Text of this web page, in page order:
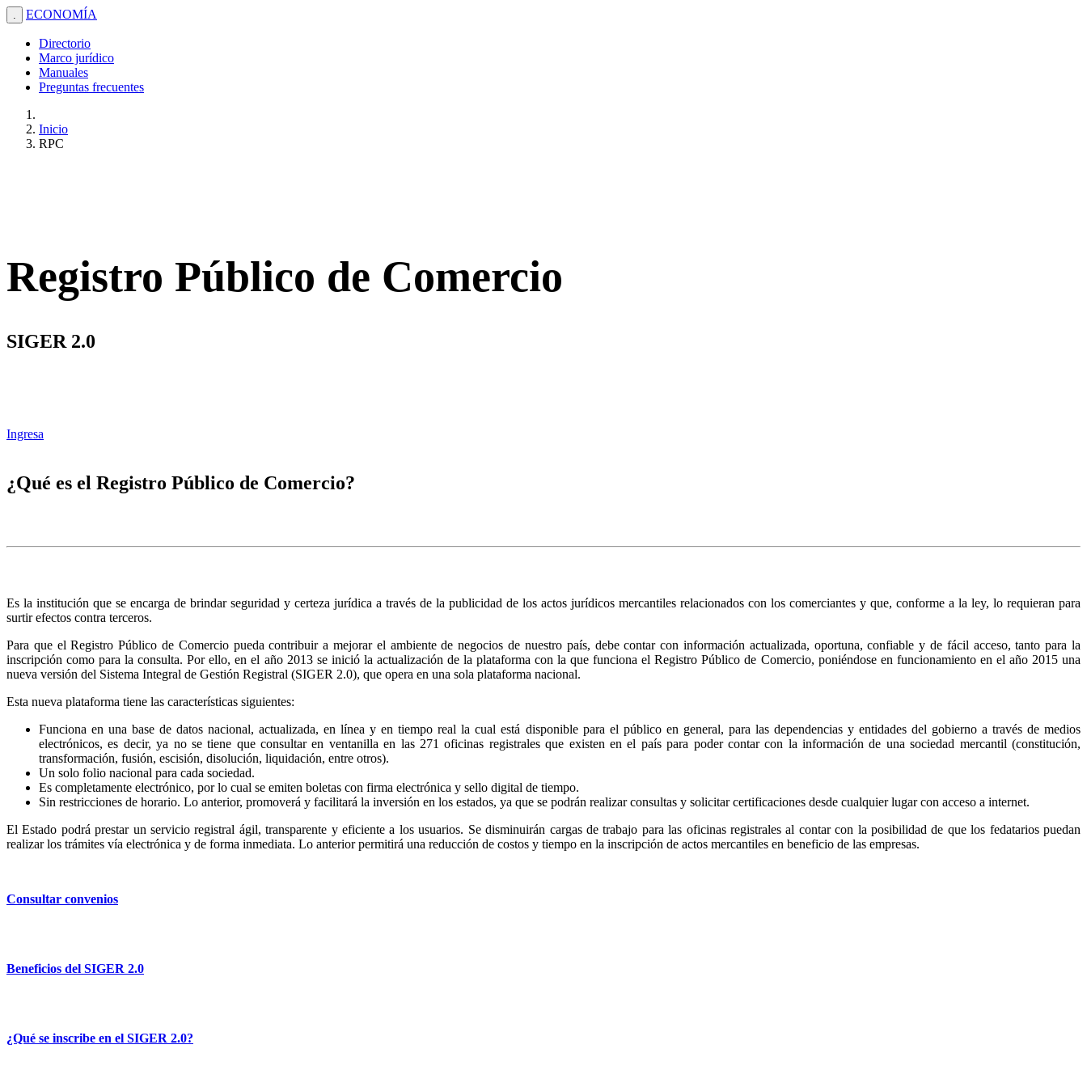
. ECONOMÍA
Directorio
Marco jurídico
Manuales
Preguntas frecuentes
Inicio
RPC
Registro Público de Comercio
SIGER 2.0
Ingresa
¿Qué es el Registro Público de Comercio?
Es la institución que se encarga de brindar seguridad y certeza jurídica a través de la publicidad de los actos jurídicos mercantiles relacionados con los comerciantes y que, conforme a la ley, lo requieran para
surtir efectos contra terceros.
Para que el Registro Público de Comercio pueda contribuir a mejorar el ambiente de negocios de nuestro país, debe contar con información actualizada, oportuna, confiable y de fácil acceso, tanto para la
inscripción como para la consulta. Por ello, en el año 2013 se inició la actualización de la plataforma con la que funciona el Registro Público de Comercio, poniéndose en funcionamiento en el año 2015 una
nueva versión del Sistema Integral de Gestión Registral (SIGER 2.0), que opera en una sola plataforma nacional.
Esta nueva plataforma tiene las características siguientes:
Funciona en una base de datos nacional, actualizada, en línea y en tiempo real la cual está disponible para el público en general, para las dependencias y entidades del gobierno a través de medios
electrónicos, es decir, ya no se tiene que consultar en ventanilla en las 271 oficinas registrales que existen en el país para poder contar con la información de una sociedad mercantil (constitución,
transformación, fusión, escisión, disolución, liquidación, entre otros).
Un solo folio nacional para cada sociedad.
Es completamente electrónico, por lo cual se emiten boletas con firma electrónica y sello digital de tiempo.
Sin restricciones de horario. Lo anterior, promoverá y facilitará la inversión en los estados, ya que se podrán realizar consultas y solicitar certificaciones desde cualquier lugar con acceso a internet.
El Estado podrá prestar un servicio registral ágil, transparente y eficiente a los usuarios. Se disminuirán cargas de trabajo para las oficinas registrales al contar con la posibilidad de que los fedatarios puedan
realizar los trámites vía electrónica y de forma inmediata. Lo anterior permitirá una reducción de costos y tiempo en la inscripción de actos mercantiles en beneficio de las empresas.
Consultar convenios
Beneficios del SIGER 2.0
¿Qué se inscribe en el SIGER 2.0?